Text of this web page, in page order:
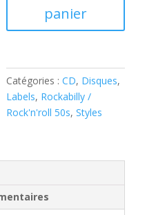
Dawson
(
CD
)
panier
Catégories :CD, Disques,
Labels, Rockabilly /
Rock'n'roll 50s,Styles